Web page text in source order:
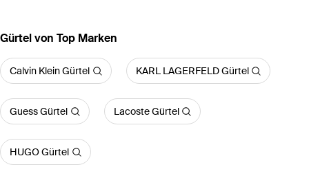
Gürtel von Top Marken
Calvin Klein Gürtel KARL LAGERFELD Gürtel
Guess Gürtel Lacoste Gürtel
HUGO Gürtel